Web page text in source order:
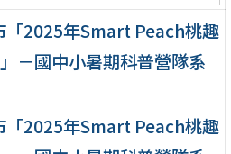
「2025年Smart Peach桃趣
－國中小暑期科普營隊系
「2025年Smart Peach桃趣